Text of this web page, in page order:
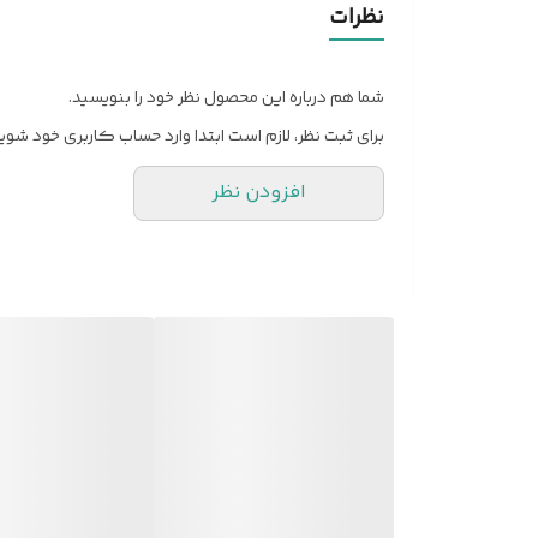
نظرات
شما هم درباره این محصول نظر خود را بنویسید.
برای ثبت نظر، لازم است ابتدا وارد حساب کاربری خود
افزودن نظر